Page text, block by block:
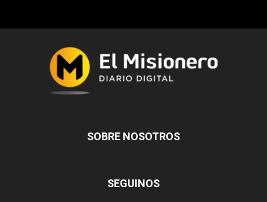
SOBRE NOSOTROS
SEGUINOS